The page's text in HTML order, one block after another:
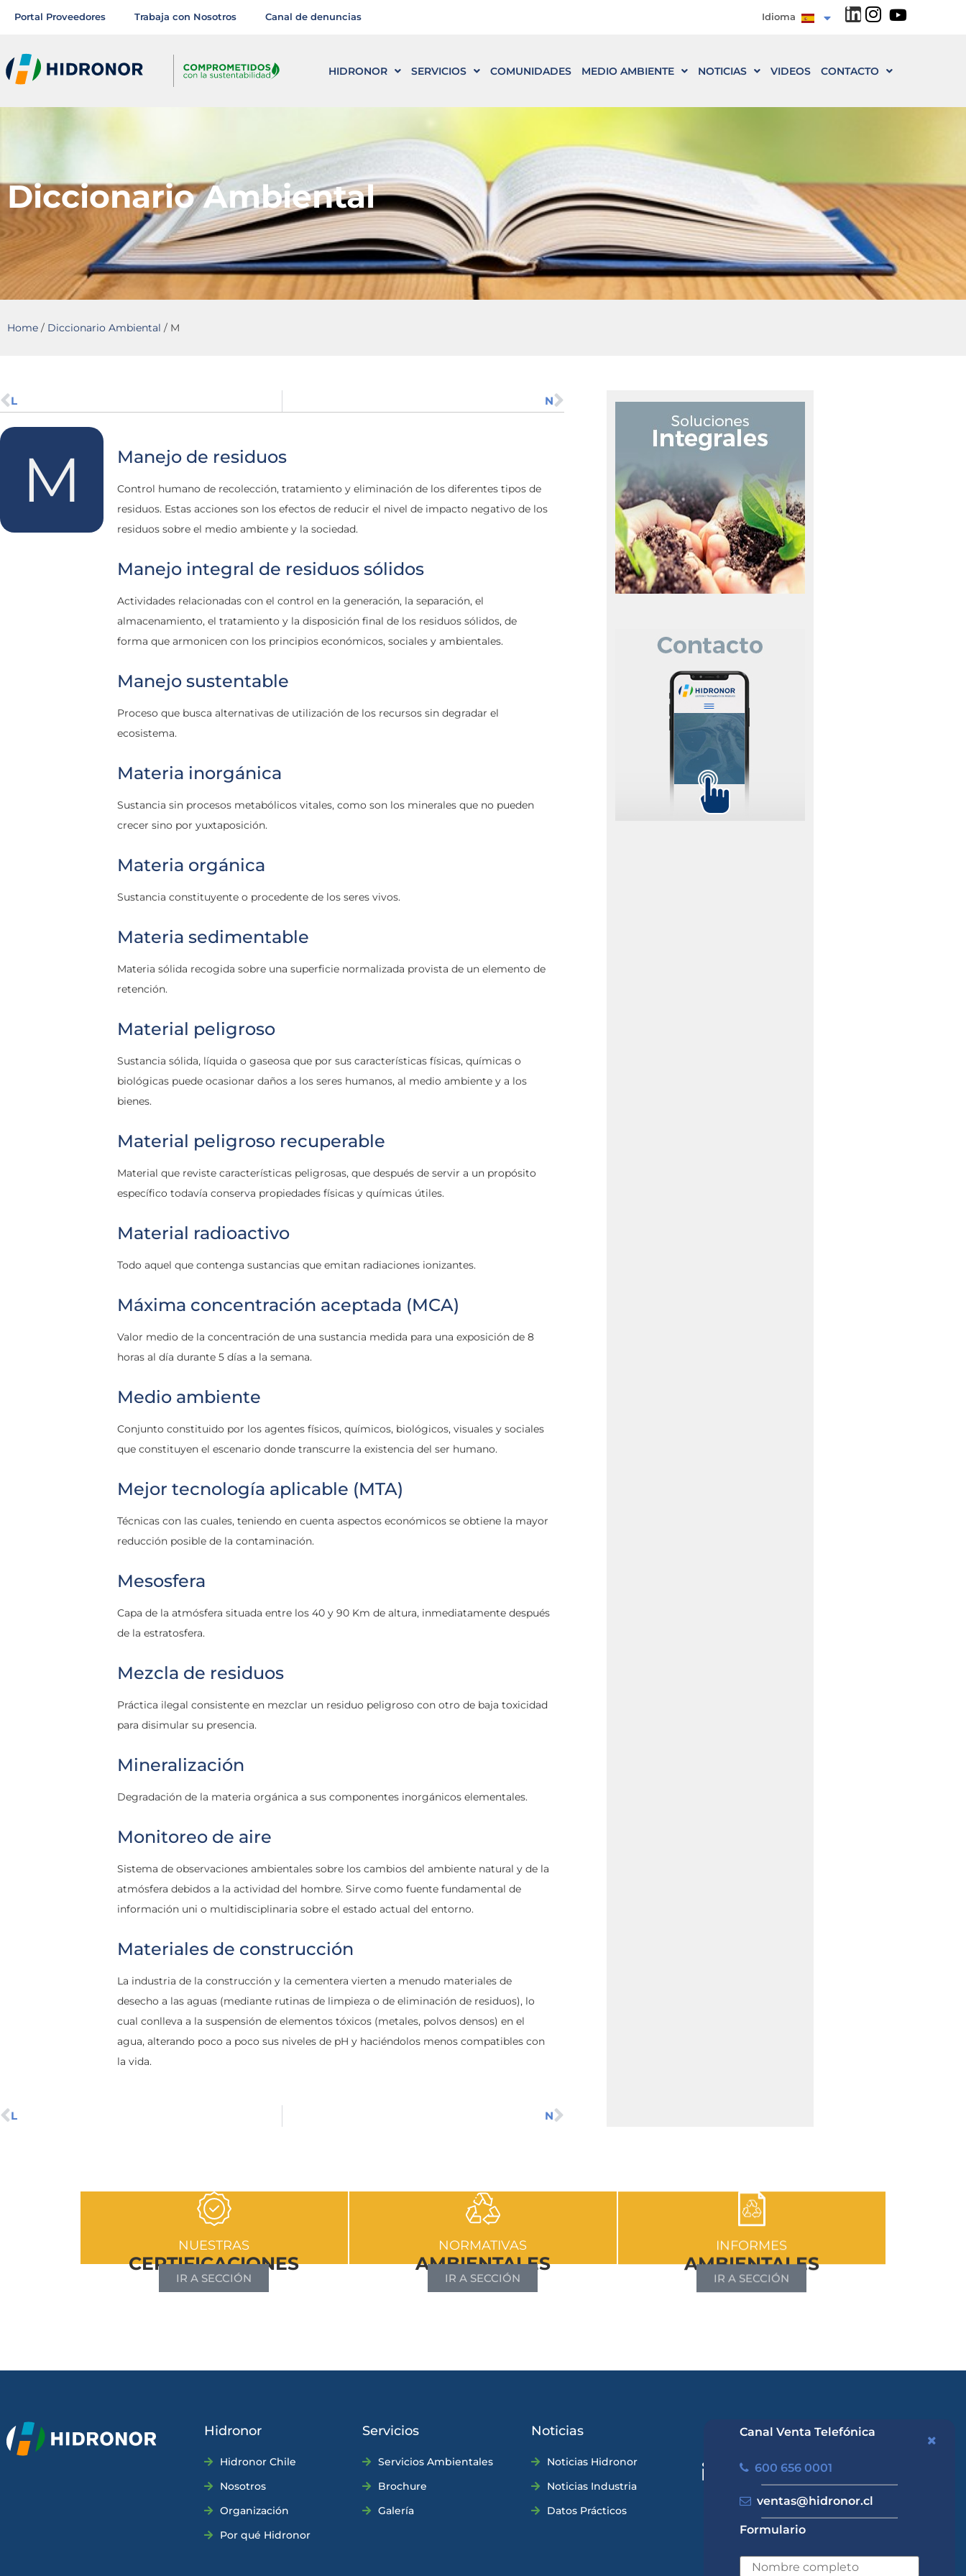
Canal Venta Telefónica
600 656 0001
ventas@hidronor.cl
Formulario
Portal Proveedores Trabaja con Nosotros Canal de denuncias Idioma
HIDRONOR SERVICIOS COMUNIDADES MEDIO AMBIENTE NOTICIAS VIDEOS CONTACTO
Diccionario Ambiental
Home / Diccionario Ambiental / M
L N
M Manejo de residuos
Control humano de recolección, tratamiento y eliminación de los diferentes tipos de
residuos. Estas acciones son los efectos de reducir el nivel de impacto negativo de los
residuos sobre el medio ambiente y la sociedad.
Manejo integral de residuos sólidos
Actividades relacionadas con el control en la generación, la separación, el
almacenamiento, el tratamiento y la disposición final de los residuos sólidos, de
forma que armonicen con los principios económicos, sociales y ambientales.
Manejo sustentable
Proceso que busca alternativas de utilización de los recursos sin degradar el
ecosistema.
Materia inorgánica
Sustancia sin procesos metabólicos vitales, como son los minerales que no pueden
crecer sino por yuxtaposición.
Materia orgánica
Sustancia constituyente o procedente de los seres vivos.
Materia sedimentable
Materia sólida recogida sobre una superficie normalizada provista de un elemento de
retención.
Material peligroso
Sustancia sólida, líquida o gaseosa que por sus características físicas, químicas o
biológicas puede ocasionar daños a los seres humanos, al medio ambiente y a los
bienes.
Material peligroso recuperable
Material que reviste características peligrosas, que después de servir a un propósito
específico todavía conserva propiedades físicas y químicas útiles.
Material radioactivo
Todo aquel que contenga sustancias que emitan radiaciones ionizantes.
Máxima concentración aceptada (MCA)
Valor medio de la concentración de una sustancia medida para una exposición de 8
horas al día durante 5 días a la semana.
Medio ambiente
Conjunto constituido por los agentes físicos, químicos, biológicos, visuales y sociales
que constituyen el escenario donde transcurre la existencia del ser humano.
Mejor tecnología aplicable (MTA)
Técnicas con las cuales, teniendo en cuenta aspectos económicos se obtiene la mayor
reducción posible de la contaminación.
Mesosfera
Capa de la atmósfera situada entre los 40 y 90 Km de altura, inmediatamente después
de la estratosfera.
Mezcla de residuos
Práctica ilegal consistente en mezclar un residuo peligroso con otro de baja toxicidad
para disimular su presencia.
Mineralización
Degradación de la materia orgánica a sus componentes inorgánicos elementales.
Monitoreo de aire
Sistema de observaciones ambientales sobre los cambios del ambiente natural y de la
atmósfera debidos a la actividad del hombre. Sirve como fuente fundamental de
información uni o multidisciplinaria sobre el estado actual del entorno.
Materiales de construcción
La industria de la construcción y la cementera vierten a menudo materiales de
desecho a las aguas (mediante rutinas de limpieza o de eliminación de residuos), lo
cual conlleva a la suspensión de elementos tóxicos (metales, polvos densos) en el
agua, alterando poco a poco sus niveles de pH y haciéndolos menos compatibles con
la vida.
L N
NUESTRAS
CERTIFICACIONES
IR A SECCIÓN
NORMATIVAS
AMBIENTALES
IR A SECCIÓN
INFORMES
AMBIENTALES
IR A SECCIÓN
Hidronor
Hidronor Chile
Nosotros
Organización
Por qué Hidronor
Servicios
Servicios Ambientales
Brochure
Galería
Noticias
Noticias Hidronor
Noticias Industria
Datos Prácticos